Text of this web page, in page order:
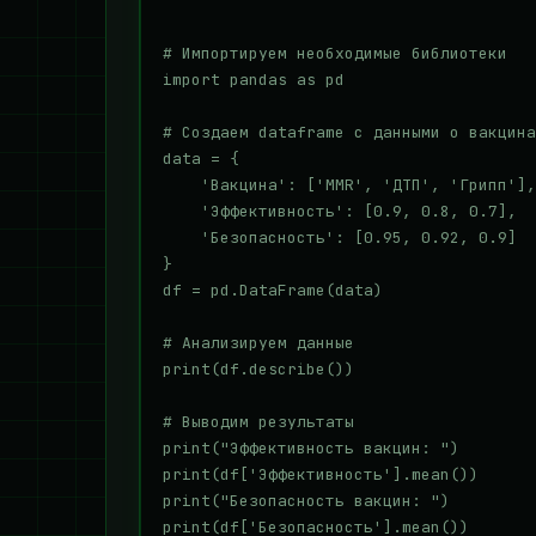
# Импортируем необходимые библиотеки
import pandas as pd
# Создаем dataframe с данными о
data = {
    'Вакцина': ['MMR', 'ДТП', 'Грипп'],
    'Эффективность': [0.9, 0.8, 0.7],
    'Безопасность': [0.95, 0.92, 0.9]
}
df = pd.DataFrame(data)
# Анализируем данные
print(df.describe())
# Выводим результаты
print("Эффективность вакцин: ")
print(df['Эффективность'].mean())
print("Безопасность вакцин: ")